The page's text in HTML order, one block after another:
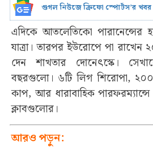
গুগল নিউজে ক্রিফো স্পোর্টস’র
এদিকে আতলেতিকো
যাত্রা। তারপর ইউরোপে পা
দেন শাখতার দোনেৎস্কে।
বছরগুলো। ৬টি লিগ শিরোপা,
কাপ, আর ধারাবাহিক
ক্লাবগুলোর।
আরও পড়ুন: